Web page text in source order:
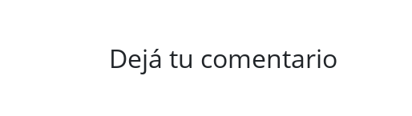
Dejá tu comentario